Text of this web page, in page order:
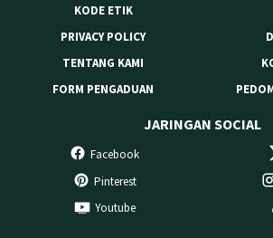
KODE ETIK
PRIVACY POLICY
TENTANG KAMI
FORM PENGADUAN
JARINGAN SOCIAL
Facebook
Pinterest
Youtube